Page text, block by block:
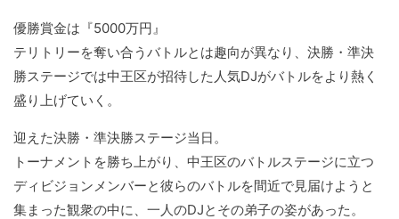
優勝賞金は『5000万円』
テリトリーを奪い合うバトルとは趣向が異なり、決勝・準決
勝ステージでは中王区が招待した人気DJがバトルをより熱く
盛り上げていく。
迎えた決勝・準決勝ステージ当日。
トーナメントを勝ち上がり、中王区のバトルステージに立つ
ディビジョンメンバーと彼らのバトルを間近で見届けようと
集まった観衆の中に、一人のDJとその弟子の姿があった。